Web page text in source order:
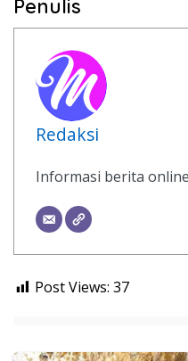
Penulis
Redaksi
Informasi berita
Post Views: 37